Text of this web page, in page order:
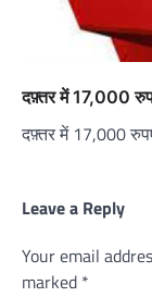
दफ़्तर में 17,000
दफ़्तर में 17,000
Leave a Reply
Your email
marked *